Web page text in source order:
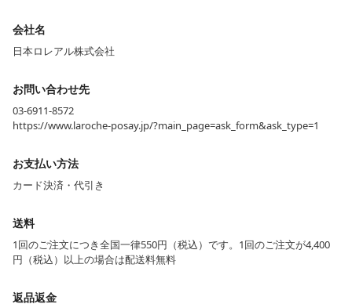
会社名
日本ロレアル株式会社
お問い合わせ先
03-6911-8572
https://www.laroche-posay.jp/?main_page=ask_form&ask_type=1
お支払い方法
カード決済・代引き
送料
1回のご注文につき全国一律550円（税込）です。1回のご注文が4,400
円（税込）以上の場合は配送料無料
返品返金